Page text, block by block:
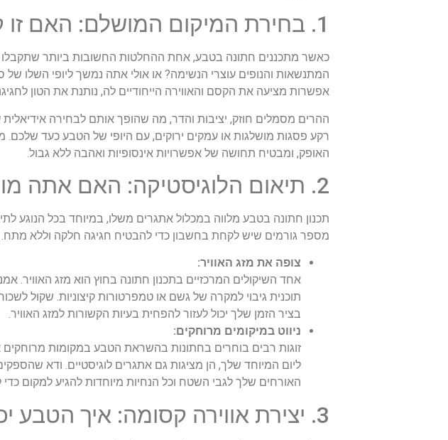
1. בחירת המיקום המושלם: האם זו קריאת ההרים או לחישה של הגלים?
כאשר מתכננים חתונה בטבע, אחת ההחלטות החשובות ביותר
המתנשאות והנופים עוצרי הנשימה? או אולי אתה נמשך ליופי השלו
אפשרות מציעה את הקסם והאווירה הייחודיים לה, נותנת את הטון
ההרים מסמלים חוזק, יציבות והדר, מה שהופך אותם לבחירה
רקע פסגות מושלגות או עמקים ירוקים, עם היופי של הטבע כעד
האופק, ומבטיח תחושה של אפשרויות אינסופיות ואהבה ללא גבול.
2. תיאום הלוגיסטיקה: האם אתה מוכן להתמודד עם הבלתי צפוי?
תכנון חתונה בטבע מלווה במכלול אתגרים משלו, במיוחד בכל הנוגע
מספר גורמים שיש לקחת בחשבון כדי להבטיח חגיגה חלקה וללא מתח.
צופה את מזג האוויר:
אחד השיקולים המרכזיים בתכנון חתונה בחוץ הוא מזג
תוכנית גיבוי למקרה של גשם או טמפרטורות קיצוניות. שקול
בציר הזמן שלך יכול לעזור להפחית בעיות הקשורות למזג האוויר.
ניווט במיקומים מרוחקים:
זוגות רבים בוחרים בחתונות בהשראת הטבע במקומות מרוחקים
ליום המיוחד שלך, הן מציגות גם אתגרים לוגיסטיים. ודא
האורחים שלך לגבי השטח וכל הנחיות מיוחדות להגיע למקום
3. יצירת אווירה קסומה: איך הטבע יכול לשפר את אווירת החתונה שלך?